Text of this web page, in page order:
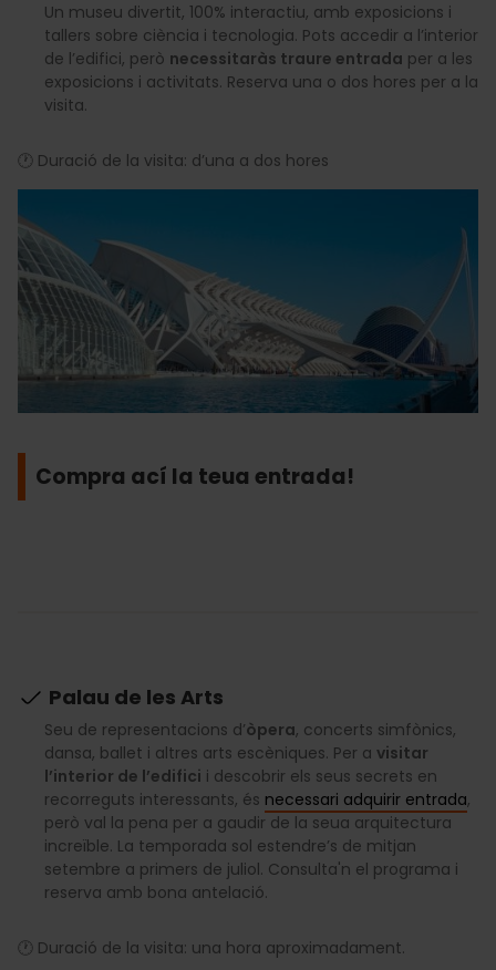
Un museu divertit, 100% interactiu, amb exposicions i
tallers sobre ciència i tecnologia. Pots accedir a l’interior
de l’edifici, però necessitaràs traure entrada per a les
exposicions i activitats. Reserva una o dos hores per a la
visita.
🕐 Duració de la visita: d’una a dos hores
Compra ací la teua entrada!
Palau de les Arts
Seu de representacions d’òpera, concerts simfònics,
dansa, ballet i altres arts escèniques. Per a visitar
l’interior de l’edifici i descobrir els seus secrets en
recorreguts interessants, és necessari adquirir entrada,
però val la pena per a gaudir de la seua arquitectura
increïble. La temporada sol estendre’s de mitjan
setembre a primers de juliol. Consulta'n el programa i
reserva amb bona antelació.
🕐 Duració de la visita: una hora aproximadament.